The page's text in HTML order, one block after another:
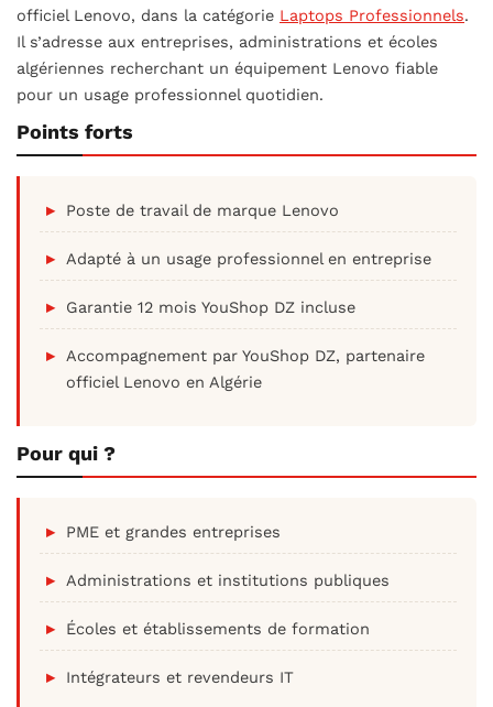
officiel Lenovo, dans la catégorie Laptops Professionnels.
Il s’adresse aux entreprises, administrations et écoles
algériennes recherchant un équipement Lenovo fiable
pour un usage professionnel quotidien.
Points forts
Poste de travail de marque Lenovo
Adapté à un usage professionnel en entreprise
Garantie 12 mois YouShop DZ incluse
Accompagnement par YouShop DZ, partenaire
officiel Lenovo en Algérie
Pour qui ?
PME et grandes entreprises
Administrations et institutions publiques
Écoles et établissements de formation
Intégrateurs et revendeurs IT